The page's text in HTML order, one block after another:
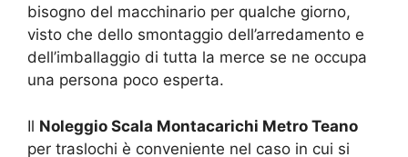
bisogno del macchinario per qualche giorno,
visto che dello smontaggio dell’arredamento e
dell’imballaggio di tutta la merce se ne occupa
una persona poco esperta.
Il Noleggio Scala Montacarichi Metro Teano
per traslochi è conveniente nel caso in cui si